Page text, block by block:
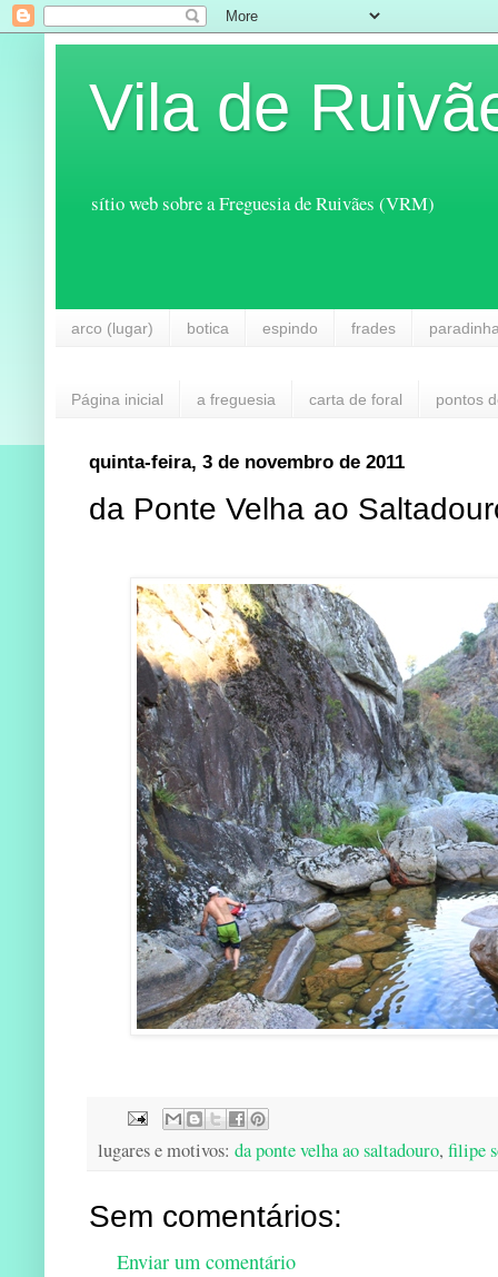
Vila de
sítio web sobre a Freguesia de Ruivães (VRM)
arco (lugar) botica espindo frades
Página inicial a freguesia carta de foral pontos
quinta-feira, 3 de novembro de 2011
da Ponte Velha ao
lugares e motivos: da ponte velha ao saltadouro, filipe
Sem comentários:
Enviar um comentário